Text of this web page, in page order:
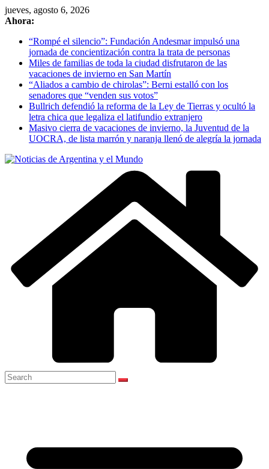
Skip
to
jueves, agosto 6, 2026
Ahora:
“Rompé el silencio”: Fundación Andesmar impulsó una
jornada de concientización contra la trata de personas
Miles de familias de toda la ciudad disfrutaron de las
vacaciones de invierno en San Martín
“Aliados a cambio de chirolas”: Berni estalló con los
senadores que “venden sus votos”
Bullrich defendió la reforma de la Ley de Tierras y ocultó la
letra chica que legaliza el latifundio extranjero
Masivo cierra de vacaciones de invierno, la Juventud de la
UOCRA, de lista marrón y naranja llenó de alegría la jornada